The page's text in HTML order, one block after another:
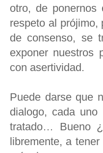
otro, de
respeto al prójimo,
de consenso, se
exponer nuestros
con asertividad.
Puede darse que
dialogo, cada
tratado… Bueno
libremente, a